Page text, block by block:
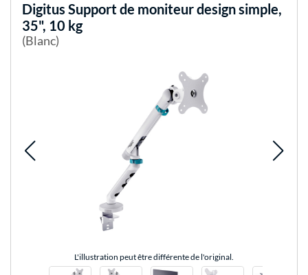
Digitus Support de moniteur design simple,
35", 10 kg
(Blanc)
L'illustration peut être différente de l'original.